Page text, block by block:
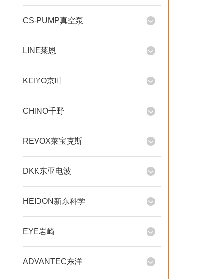
CS-PUMP真空泵
LINE莱恩
KEIYO京叶
CHINO千野
REVOX莱宝克斯
DKK东亚电波
HEIDON新东科学
EYE岩崎
ADVANTEC东洋